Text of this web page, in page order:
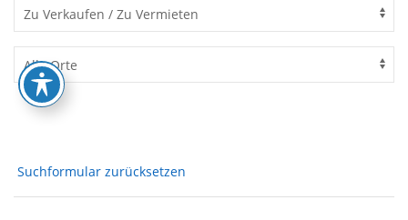
Suchformular zurücksetzen